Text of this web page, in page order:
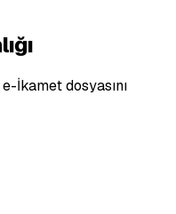
İkamet dosyasını